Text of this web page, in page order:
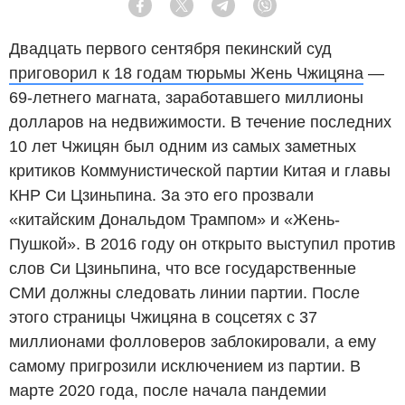
Facebook Twitter Telegram
Двадцать первого сентября пекинский суд
приговорил к 18 годам тюрьмы Жень Чжицяна —
69-летнего магната, заработавшего миллионы
долларов на недвижимости. В течение последних
10 лет Чжицян был одним из самых заметных
критиков Коммунистической партии Китая и главы
КНР Си Цзиньпина. За это его прозвали
«китайским Дональдом Трампом» и «Жень-
Пушкой». В 2016 году он открыто выступил против
слов Си Цзиньпина, что все государственные
СМИ должны следовать линии партии. После
этого страницы Чжицяна в соцсетях с 37
миллионами фолловеров заблокировали, а ему
самому пригрозили исключением из партии. В
марте 2020 года, после начала пандемии